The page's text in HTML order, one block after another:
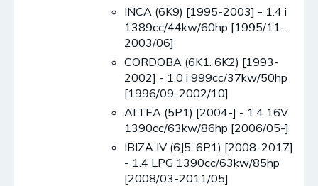
INCA (6K9) [1995-2003] - 1.4 i
1389cc/44kw/60hp [1995/11-
2003/06]
CORDOBA (6K1. 6K2) [1993-
2002] - 1.0 i 999cc/37kw/50hp
[1996/09-2002/10]
ALTEA (5P1) [2004-] - 1.4 16V
1390cc/63kw/86hp [2006/05-]
IBIZA IV (6J5. 6P1) [2008-2017]
- 1.4 LPG 1390cc/63kw/85hp
[2008/03-2011/05]